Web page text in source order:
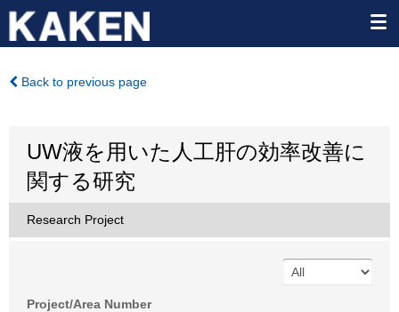
Back to previous page
UW液を用いた人工肝の効率改善に
関する研究
Research Project
Project/Area Number